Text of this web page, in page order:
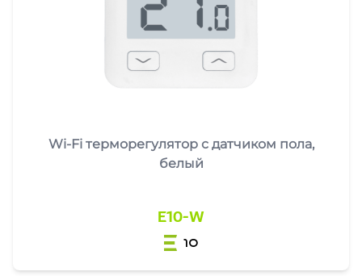
Wi-Fi терморегулятор с датчиком пола,
белый
E10-W
10